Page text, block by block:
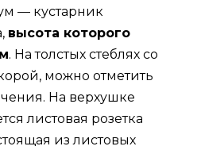
— кустарник
высота которого
. На толстых стеблях со
можно отметить
На верхушке
листовая розетка
из листовых